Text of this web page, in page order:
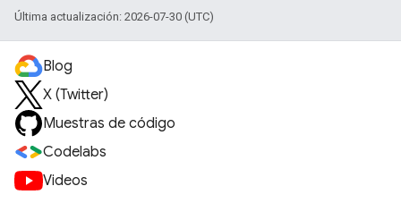
Última actualización: 2026-07-30 (UTC)
Blog
X (Twitter)
Muestras de código
Codelabs
Videos